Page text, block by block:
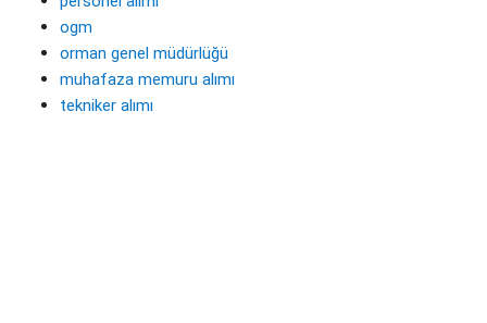
ogm
orman genel müdürlüğü
muhafaza memuru alımı
tekniker alımı